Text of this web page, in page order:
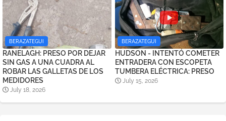
BERAZATEGUI
RANELAGH: PRESO POR DEJAR
SIN GAS A UNA CUADRA AL
ROBAR LAS GALLETAS DE LOS
MEDIDORES
July 18, 2026
BERAZATEGUI
HUDSON - INTENTÓ COMETER
ENTRADERA CON ESCOPETA
TUMBERA ELÉCTRICA: PRESO
July 15, 2026